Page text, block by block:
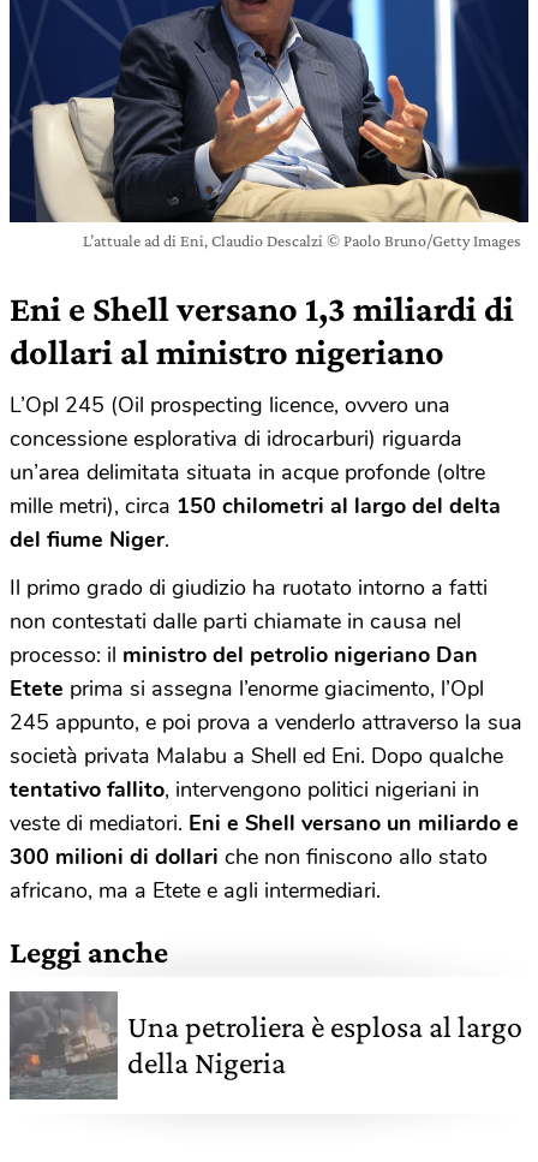
L’attuale ad di Eni, Claudio Descalzi © Paolo Bruno/Getty Images
Eni e Shell versano 1,3 miliardi di
dollari al ministro nigeriano
L’Opl 245 (Oil prospecting licence, ovvero una
concessione esplorativa di idrocarburi) riguarda
un’area delimitata situata in acque profonde (oltre
mille metri), circa 150 chilometri al largo del delta
del fiume Niger.
Il primo grado di giudizio ha ruotato intorno a fatti
non contestati dalle parti chiamate in causa nel
processo: il ministro del petrolio nigeriano Dan
Etete prima si assegna l’enorme giacimento, l’Opl
245 appunto, e poi prova a venderlo attraverso la sua
società privata Malabu a Shell ed Eni. Dopo qualche
tentativo fallito, intervengono politici nigeriani in
veste di mediatori. Eni e Shell versano un miliardo e
300 milioni di dollari che non finiscono allo stato
africano, ma a Etete e agli intermediari.
Leggi anche
Una petroliera è esplosa al largo
della Nigeria